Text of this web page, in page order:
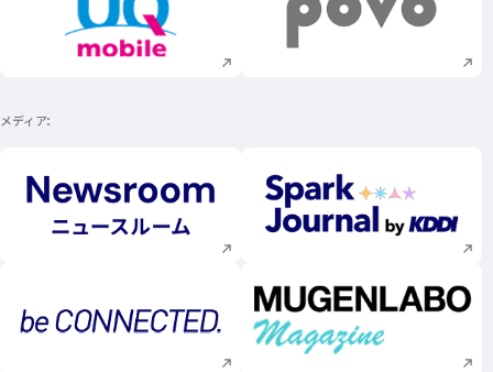
新規ウィンドウで開く 新規ウィンドウで
メディア
新規ウィンドウで開く 新規ウィンドウで
新規ウィンドウで開く 新規ウィンドウで